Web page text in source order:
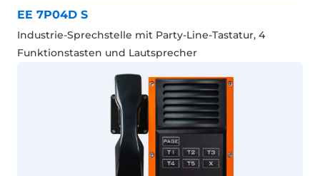
EE 7P04D S
Industrie-Sprechstelle mit Party-Line-Tastatur, 4
Funktionstasten und Lautsprecher